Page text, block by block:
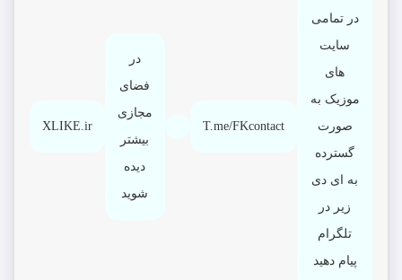
در تمامی
سایت
های
موزیک به
صورت
گسترده
به ای دی
زیر در
تلگرام
پیام دهید
T.me/FKcontact
در
فضای
مجازی
بیشتر
دیده
شوید
XLIKE.ir